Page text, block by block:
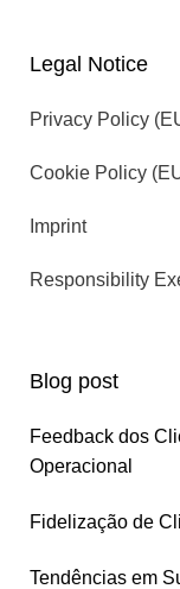
Legal Notice
Privacy Policy
Cookie Policy
Imprint
Responsibility
Blog post
Feedback dos
Operacional
Fidelização de
Tendências em